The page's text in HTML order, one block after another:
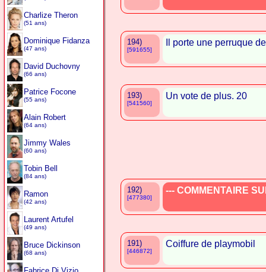
Charlize Theron
(51 ans)
Dominique Fidanza
(47 ans)
David Duchovny
(66 ans)
Patrice Focone
(55 ans)
Alain Robert
(64 ans)
Jimmy Wales
(60 ans)
Tobin Bell
(84 ans)
Ramon
(42 ans)
Laurent Artufel
(49 ans)
Bruce Dickinson
(68 ans)
194)
[591655]
Il porte une perruque
193)
[541560]
Un vote de plus. 20
192)
[477380]
--- COMMENTAIRE
191)
[446872]
Coiffure de playmobil